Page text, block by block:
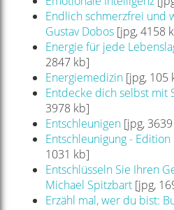
Endlich schmerzfrei und
Gustav Dobos[jpg, 4158
Energie für jede
2847 kb]
Energiemedizin[jpg, 105
Entdecke dich selbst mit
3978 kb]
Entschleunigen[jpg,
Entschleunigung -
1031 kb]
Entschlüsseln Sie Ihren
Michael Spitzbart[jpg,
Erzähl mal, wer du bist: